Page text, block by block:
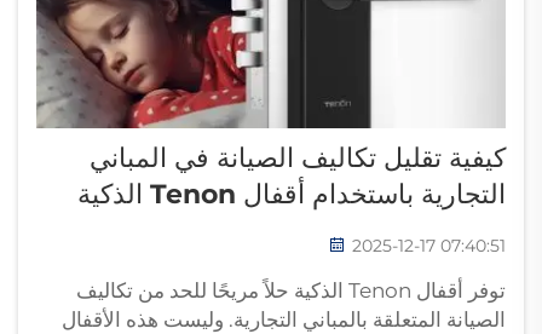
كيفية تقليل تكاليف الصيانة في المباني
التجارية باستخدام أقفال Tenon الذكية
2025-12-17 07:40:51
توفر أقفال Tenon الذكية حلاً مريحًا للحد من تكاليف
الصيانة المتعلقة بالمباني التجارية. وليست هذه الأقفال